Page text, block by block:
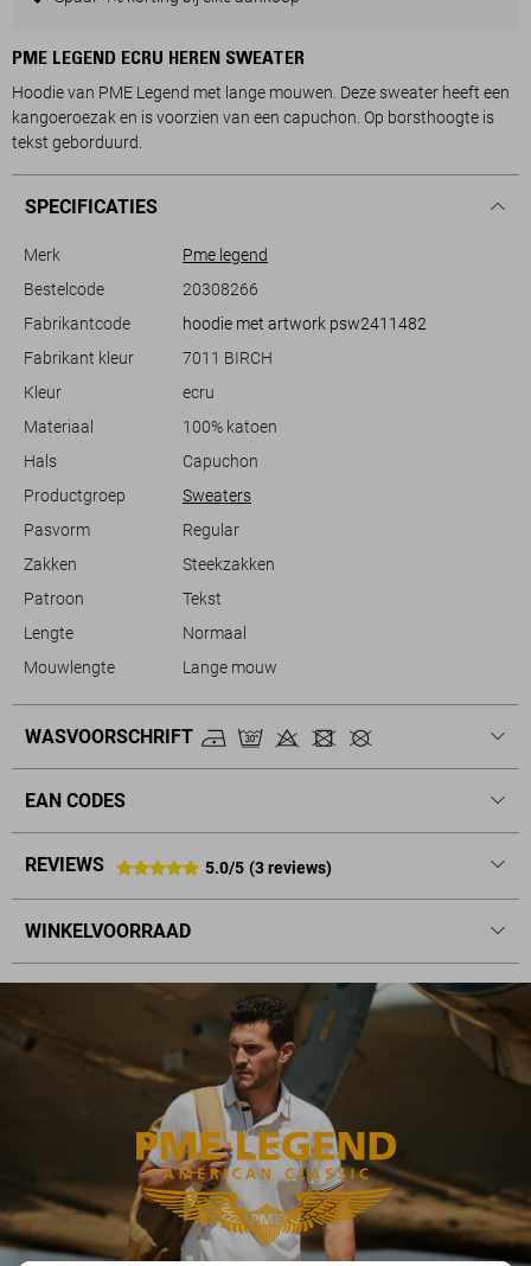
PME LEGEND ECRU HEREN SWEATER
Hoodie van PME Legend met lange mouwen. Deze sweater heeft een
kangoeroezak en is voorzien van een capuchon. Op borsthoogte is
tekst geborduurd.
SPECIFICATIES
Merk
Pme legend
Bestelcode
20308266
Fabrikantcode
hoodie met artwork psw2411482
Fabrikant kleur
7011 BIRCH
Kleur
ecru
Materiaal
100% katoen
Hals
Capuchon
Productgroep
Sweaters
Pasvorm
Regular
Zakken
Steekzakken
Patroon
Tekst
Lengte
Normaal
Mouwlengte
Lange mouw
WASVOORSCHRIFT
EAN CODES
REVIEWS 5.0/5 (3 reviews)
WINKELVOORRAAD